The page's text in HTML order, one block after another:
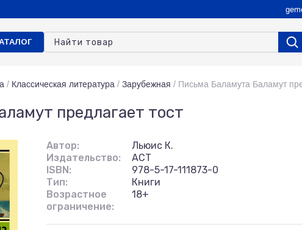
/ Классическая литература / Зарубежная / Письма Баламута Баламут
предлагает тост
Автор:
Льюис К.
Издательство:
АСТ
ISBN:
978-5-17-111873-0
Тип:
Книги
Возрастное
ограничение:
18+